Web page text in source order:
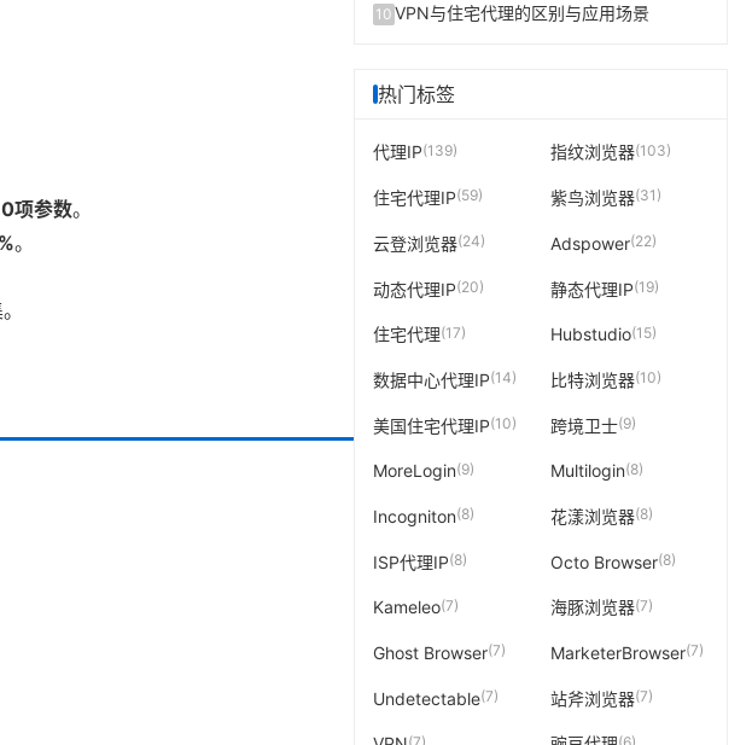
项参数。
。
10 VPN与住宅代理的区别与应用场景
热门标签
代理IP(139) 指纹浏览器(103)
住宅代理IP(59) 紫鸟浏览器(31)
云登浏览器(24) Adspower(22)
动态代理IP(20) 静态代理IP(19)
住宅代理(17) Hubstudio(15)
数据中心代理IP(14) 比特浏览器(10)
美国住宅代理IP(10) 跨境卫士(9)
MoreLogin(9) Multilogin(8)
Incogniton(8) 花漾浏览器(8)
ISP代理IP(8) Octo Browser(8)
Kameleo(7) 海豚浏览器(7)
Ghost Browser(7) MarketerBrowser(7)
Undetectable(7) 站斧浏览器(7)